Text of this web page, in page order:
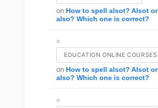
on How to spell alsot? Alsot or
also? Which one is correct?
EDUCATION ONLINE COURSES
on How to spell alsot? Alsot or
also? Which one is correct?